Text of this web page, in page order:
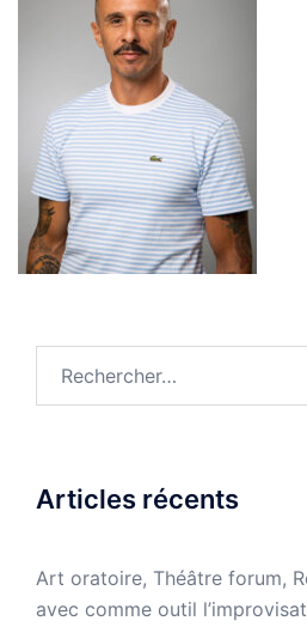
Articles récents
Art oratoire, Théâtre forum,
avec comme outil